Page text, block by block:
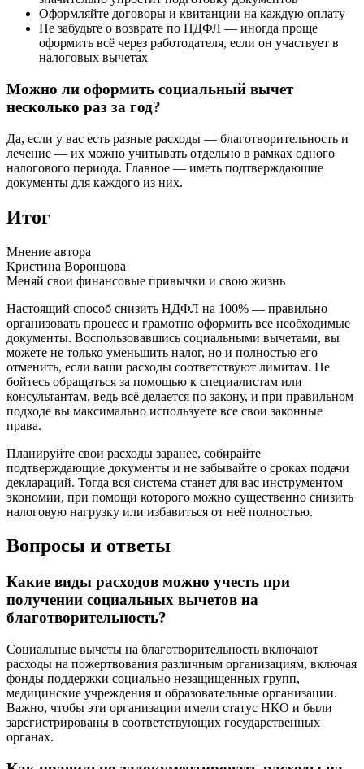
Оформляйте договоры и квитанции на каждую оплату
Не забудьте о возврате по НДФЛ — иногда проще
оформить всё через работодателя, если он участвует в
налоговых вычета́х
Можно ли оформить социальный вычет
несколько раз за год?
Да, если у вас есть разные расходы — благотворительность и
лечение — их можно учитывать отдельно в рамках одного
налогового периода. Главное — иметь подтверждающие
документы для каждого из них.
Итог
Мнение автора
Кристина Воронцова
Меняй свои финансовые привычки и свою жизнь
Настоящий способ снизить НДФЛ на 100% — правильно
организовать процесс и грамотно оформить все необходимые
документы. Воспользовавшись социальными вычетами, вы
можете не только уменьшить налог, но и полностью его
отменить, если ваши расходы соответствуют лимитам. Не
бойтесь обращаться за помощью к специалистам или
консультантам, ведь всё делается по закону, и при правильном
подходе вы максимально используете все свои законные
права.
Планируйте свои расходы заранее, собирайте
подтверждающие документы и не забывайте о сроках подачи
деклараций. Тогда вся система станет для вас инструментом
экономии, при помощи которого можно существенно снизить
налоговую нагрузку или избавиться от неё полностью.
Вопросы и ответы
Какие виды расходов можно учесть при
получении социальных вычетов на
благотворительность?
Социальные вычеты на благотворительность включают
расходы на пожертвования различным организациям, включая
фонды поддержки социально незащищенных групп,
медицинские учреждения и образовательные организации.
Важно, чтобы эти организации имели статус НКО и были
зарегистрированы в соответствующих государственных
органах.